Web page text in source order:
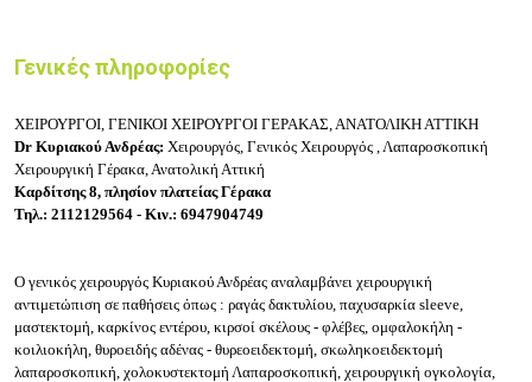
Γενικές πληροφορίες
ΧΕΙΡΟΥΡΓΟΙ, ΓΕΝΙΚΟΙ ΧΕΙΡΟΥΡΓΟΙ ΓΕΡΑΚΑΣ, ΑΝΑΤΟΛΙΚΗ ΑΤΤΙΚΗ
Dr Κυριακού Ανδρέας: Χειρουργός, Γενικός Χειρουργός , Λαπαροσκοπική
Χειρουργική Γέρακα, Ανατολική Αττική
Καρδίτσης 8, πλησίον πλατείας Γέρακα
Τηλ.: 2112129564 - Κιν.: 6947904749
Ο γενικός χειρουργός Κυριακού Ανδρέας αναλαμβάνει χειρουργική
αντιμετώπιση σε παθήσεις όπως : ραγάς δακτυλίου, παχυσαρκία sleeve,
μαστεκτομή, καρκίνος εντέρου, κιρσοί σκέλους - φλέβες, ομφαλοκήλη -
κοιλιοκήλη, θυροειδής αδένας - θυρεοειδεκτομή, σκωληκοειδεκτομή
λαπαροσκοπική, χολοκυστεκτομή Λαπαροσκοπική, χειρουργική ογκολογία,